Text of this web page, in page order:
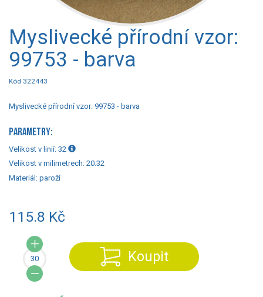
Myslivecké přírodní vzor:
99753 - barva
Kód 322443
Myslivecké přírodní vzor: 99753 - barva
PARAMETRY:
Velikost v linií: 32
Velikost v milimetrech: 20.32
Materiál: paroží
115.8 Kč
Koupit